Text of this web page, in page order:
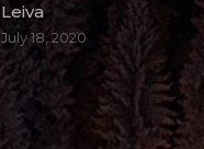
Leiva
July 18, 2020